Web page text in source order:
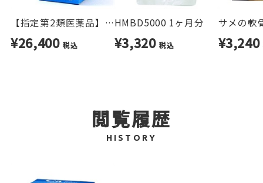
【指定第2類医薬品】ビタミン製剤 マイラックミンソフトCA 360粒
¥26,400税込
HMBD5000 1ヶ月分
¥3,320税込 ¥3,240
閲覧履歴
HISTORY